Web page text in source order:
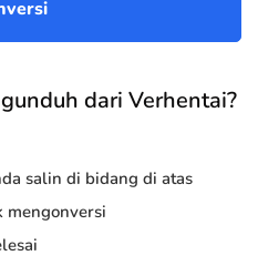
dari Verhentai?
salin di bidang di atas
mengonversi